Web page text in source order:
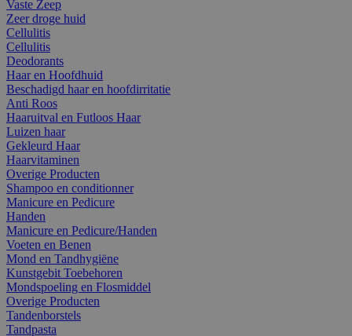
Vaste Zeep
Zeer droge huid
Cellulitis
Cellulitis
Deodorants
Haar en Hoofdhuid
Beschadigd haar en hoofdirritatie
Anti Roos
Haaruitval en Futloos Haar
Luizen haar
Gekleurd Haar
Haarvitaminen
Overige Producten
Shampoo en conditionner
Manicure en Pedicure
Handen
Manicure en Pedicure/Handen
Voeten en Benen
Mond en Tandhygiëne
Kunstgebit Toebehoren
Mondspoeling en Flosmiddel
Overige Producten
Tandenborstels
Tandpasta